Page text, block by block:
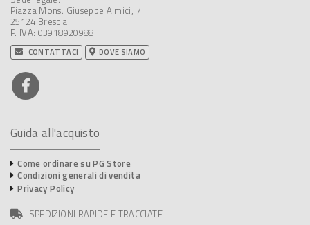
Piazza Mons. Giuseppe Almici, 7
25124 Brescia
P. IVA: 03918920988
CONTATTACI DOVE SIAMO
Guida all'acquisto
Come ordinare su PG Store
Condizioni generali di vendita
Privacy Policy
SPEDIZIONI RAPIDE E TRACCIATE